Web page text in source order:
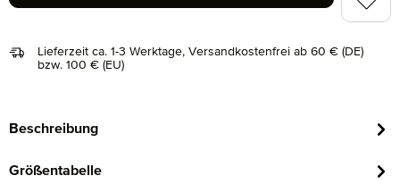
Lieferzeit ca. 1-3 Werktage, Versandkostenfrei ab 60 € (DE)
bzw. 100 € (EU)
Beschreibung
Größentabelle